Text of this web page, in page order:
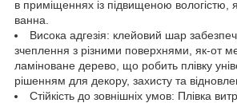
в приміщеннях із підвищеною вологістю,
ванна.
Висока адгезія: клейовий шар
зчеплення з різними поверхнями, як-от
ламіноване дерево, що робить плівку
рішенням для декору, захисту та
Стійкість до зовнішніх умов: Плівка